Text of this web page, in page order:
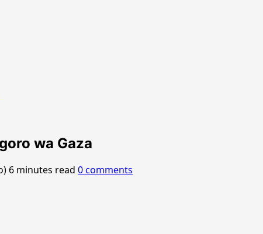
wa Gaza
6 minutes read 0 comments